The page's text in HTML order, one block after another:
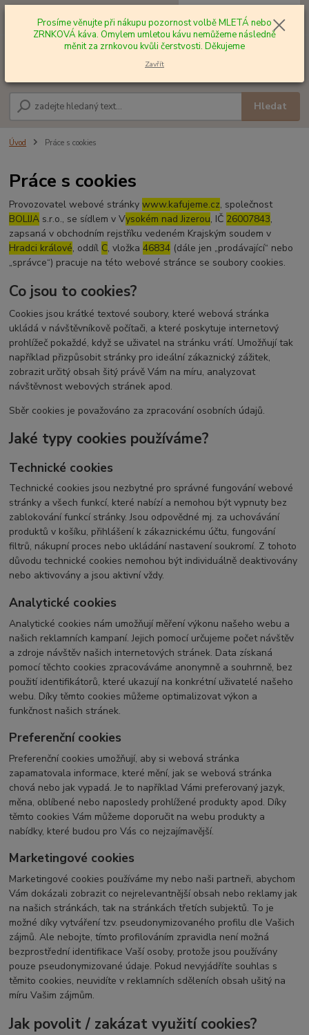
Hledat
+420 602 577 209 za0,00 Kč
Úvod Práce s cookies
Práce s cookies
Provozovatel webové stránkywww.kafujeme.cz, společnost
BOLIJA s.r.o., se sídlem v Vysokém nad Jizerou, IČ 26007843,
zapsaná v obchodním rejstříku vedeném Krajským soudem v
Hradci králové, oddíl C, vložka46834 (dále jen „prodávající“ nebo
„správce“) pracuje na této webové stránce se soubory cookies.
Co jsou to cookies?
Cookies jsou krátké textové soubory, které webová stránka
ukládá v návštěvníkově počítači, a které poskytuje internetový
prohlížeč pokaždé, když se uživatel na stránku vrátí. Umožňují tak
například přizpůsobit stránky pro ideální zákaznický zážitek,
zobrazit určitý obsah šitý právě Vám na míru, analyzovat
návštěvnost webových stránek apod.
Sběr cookies je považováno za zpracování osobních údajů.
Jaké typy cookies používáme?
Technické cookies
Technické cookies jsou nezbytné pro správné fungování webové
stránky a všech funkcí, které nabízí a nemohou být vypnuty bez
zablokování funkcí stránky. Jsou odpovědné mj. za uchovávání
produktů v košíku, přihlášení k zákaznickému účtu, fungování
filtrů, nákupní proces nebo ukládání nastavení soukromí. Z tohoto
důvodu technické cookies nemohou být individuálně deaktivovány
nebo aktivovány a jsou aktivní vždy.
Analytické cookies
Analytické cookies nám umožňují měření výkonu našeho webu a
našich reklamních kampaní. Jejich pomocí určujeme počet návštěv
a zdroje návštěv našich internetových stránek. Data získaná
pomocí těchto cookies zpracováváme anonymně a souhrnně, bez
použití identifikátorů, které ukazují na konkrétní uživatelé našeho
webu. Díky těmto cookies můžeme optimalizovat výkon a
funkčnost našich stránek.
Preferenční cookies
Preferenční cookies umožňují, aby si webová stránka
zapamatovala informace, které mění, jak se webová stránka
chová nebo jak vypadá. Je to například Vámi preferovaný jazyk,
měna, oblíbené nebo naposledy prohlížené produkty apod. Díky
těmto cookies Vám můžeme doporučit na webu produkty a
nabídky, které budou pro Vás co nejzajímavější.
Marketingové cookies
Marketingové cookies používáme my nebo naši partneři, abychom
Vám dokázali zobrazit co nejrelevantnější obsah nebo reklamy jak
na našich stránkách, tak na stránkách třetích subjektů. To je
možné díky vytváření tzv. pseudonymizovaného profilu dle Vašich
zájmů. Ale nebojte, tímto profilováním zpravidla není možná
bezprostřední identifikace Vaší osoby, protože jsou používány
pouze pseudonymizované údaje. Pokud nevyjádříte souhlas s
těmito cookies, neuvidíte v reklamních sděleních obsah ušitý na
míru Vašim zájmům.
Jak povolit / zakázat využití cookies?
Prosíme věnujte při nákupu pozornost volbě MLETÁ nebo
ZRNKOVÁ káva. Omylem umletou kávu nemůžeme následně
měnit za zrnkovou kvůli čerstvosti. Děkujeme
Zavřít